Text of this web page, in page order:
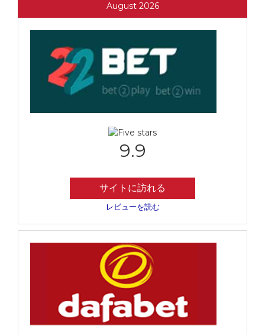
August 2026
9.9
サイトに訪れる
レビューを読む